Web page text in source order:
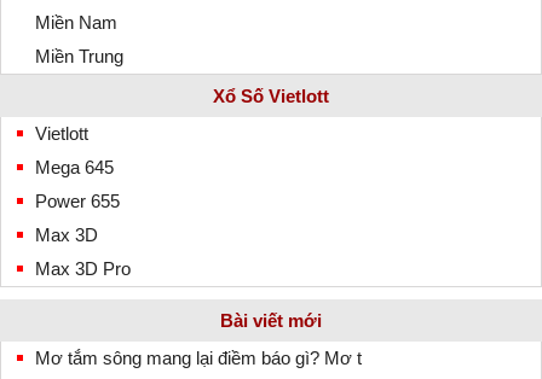
Miền Nam
Miền Trung
Xổ Số Vietlott
Vietlott
Mega 645
Power 655
Max 3D
Max 3D Pro
Bài viết mới
Mơ tắm sông mang lại điềm báo gì? Mơ t